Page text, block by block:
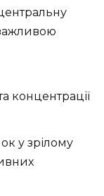
концентрації
у зрілому